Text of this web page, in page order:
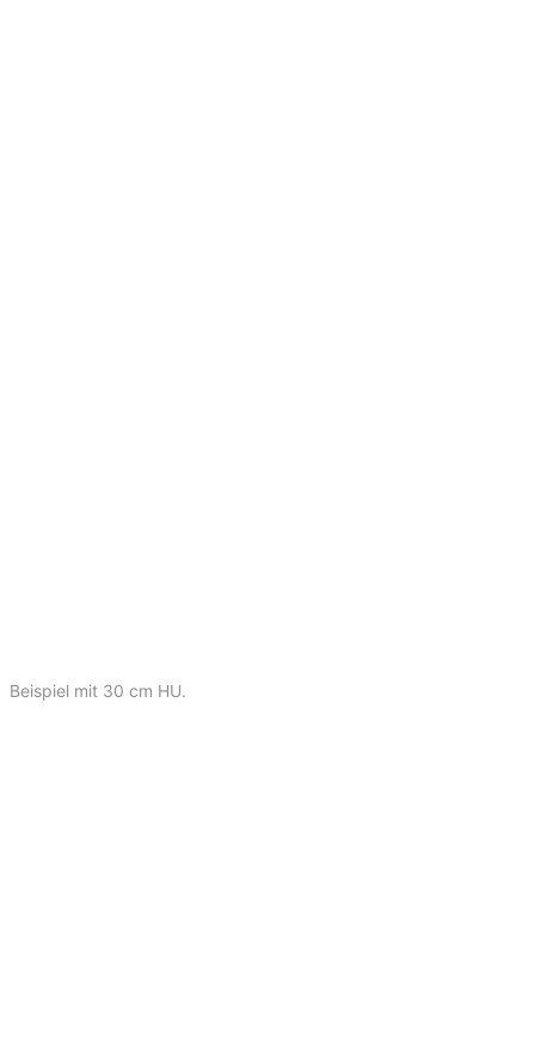
Beispiel mit 30 cm HU.